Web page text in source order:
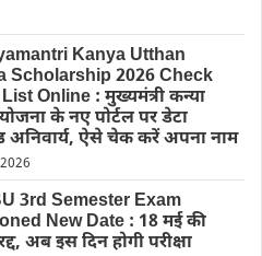
Kanya Utthan
Scholarship 2026 Check
Online : मुख्यमंत्री कन्या
के नए पोर्टल पर डेटा
अनिवार्य, ऐसे चेक करें अपना नाम
3rd Semester Exam
New Date : 18 मई की
अब इस दिन होगी परीक्षा